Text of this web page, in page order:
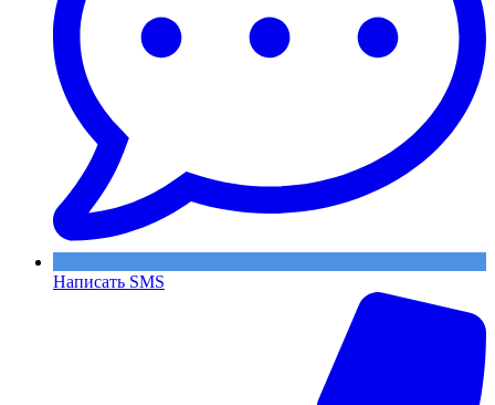
Написать SMS